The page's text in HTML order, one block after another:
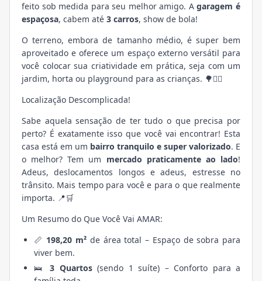
feito sob medida para seu melhor amigo. Agaragem é
espaçosa, cabem até 3 carros, show de bola!
O terreno, embora de tamanho médio, é super bem
aproveitado e oferece um espaço externo versátil para
você colocar sua criatividade em prática, seja com um
jardim, horta ou playground para as crianças. 🌳🤸‍♀️
Localização Descomplicada!
Sabe aquela sensação de ter tudo o que precisa por
perto? É exatamente isso que você vai encontrar! Esta
casa está em um bairro tranquilo e super valorizado. E
o melhor? Tem um mercado praticamente ao lado!
Adeus, deslocamentos longos e adeus, estresse no
trânsito. Mais tempo para você e para o que realmente
importa. 📍🛒
Um Resumo do Que Você Vai AMAR:
📏 198,20 m² de área total – Espaço de sobra para
viver bem.
🛌 3 Quartos(sendo 1 suíte) – Conforto para a